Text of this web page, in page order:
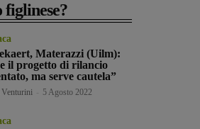
Materazzi (Uilm):
il progetto di rilancio
ma serve cautela”
Venturini 5 Agosto 2022